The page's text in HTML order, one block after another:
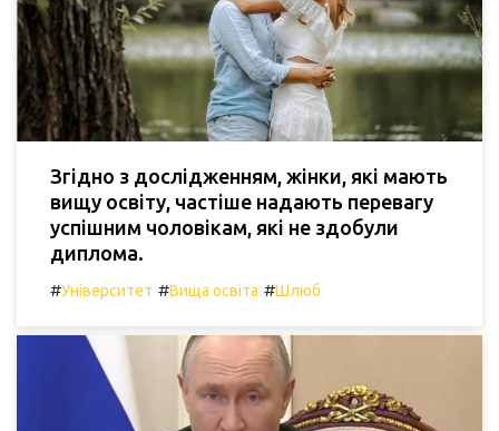
Згідно з дослідженням, жінки, які мають
вищу освіту, частіше надають перевагу
успішним чоловікам, які не здобули
диплома.
#Університет #Вища освіта #Шлюб